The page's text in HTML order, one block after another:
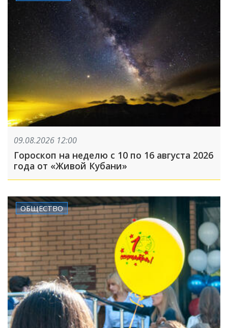
09.08.2026 12:00
Гороскоп на неделю с 10 по 16 августа 2026
года от «Живой Кубани»
ОБЩЕСТВО